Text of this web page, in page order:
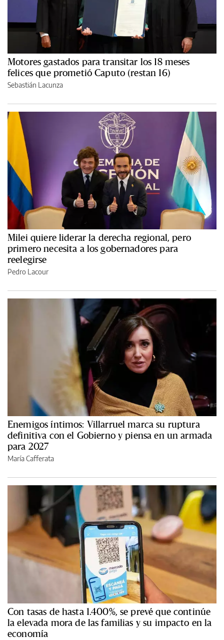
Motores gastados para transitar los 18 meses
felices que prometió Caputo (restan 16)
Sebastián Lacunza
Milei quiere liderar la derecha regional, pero
primero necesita a los gobernadores para
reelegirse
Pedro Lacour
Enemigos íntimos: Villarruel marca su ruptura
definitiva con el Gobierno y piensa en un armada
para 2027
María Cafferata
Con tasas de hasta 1.400%, se prevé que continúe
la elevada mora de las familias y su impacto en la
economía